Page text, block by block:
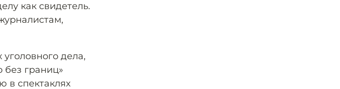
как свидетель.
дела,
без границ»
в спектаклях